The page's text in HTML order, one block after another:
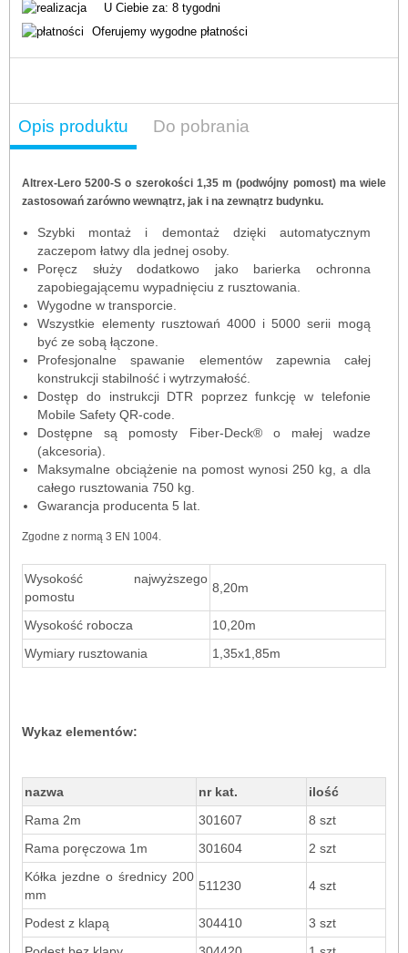
U Ciebie za: 8 tygodni
Oferujemy wygodne płatności
Opis produktu Do pobrania
Altrex-Lero 5200-S o szerokości 1,35 m (podwójny pomost) ma wiele
zastosowań zarówno wewnątrz, jak i na zewnątrz budynku.
Szybki montaż i demontaż dzięki automatycznym
zaczepom łatwy dla jednej osoby.
Poręcz służy dodatkowo jako barierka ochronna
zapobiegającemu wypadnięciu z rusztowania.
Wygodne w transporcie.
Wszystkie elementy rusztowań 4000 i 5000 serii mogą
być ze sobą łączone.
Profesjonalne spawanie elementów zapewnia całej
konstrukcji stabilność i wytrzymałość.
Dostęp do instrukcji DTR poprzez funkcję w telefonie
Mobile Safety QR-code.
Dostępne są pomosty Fiber-Deck® o małej wadze
(akcesoria).
Maksymalne obciążenie na pomost wynosi 250 kg, a dla
całego rusztowania 750 kg.
Gwarancja producenta 5 lat.
Zgodne z normą 3 EN 1004.
Wysokość najwyższego
pomostu
8,20m
Wysokość robocza
10,20m
Wymiary rusztowania
1,35x1,85m
Wykaz elementów:
nazwa nr kat.
ilość
Rama 2m
301607
8 szt
Rama poręczowa 1m
301604
2 szt
Kółka jezdne o średnicy 200
mm
511230 4 szt
Podest z klapą 304410
3 szt